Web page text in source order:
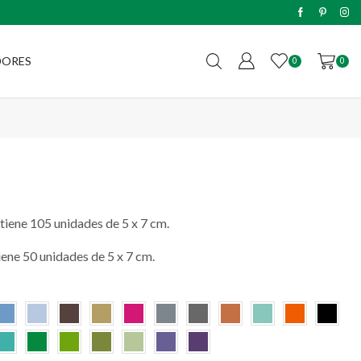
Envíos sin cargo a todo el país
0 0
105 unidades de 5 x 7 cm.
50 unidades de 5 x 7 cm.